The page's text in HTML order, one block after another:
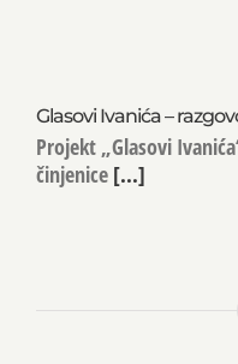
Glasovi Ivanića –
Projekt „Glasovi
činjenice [...]